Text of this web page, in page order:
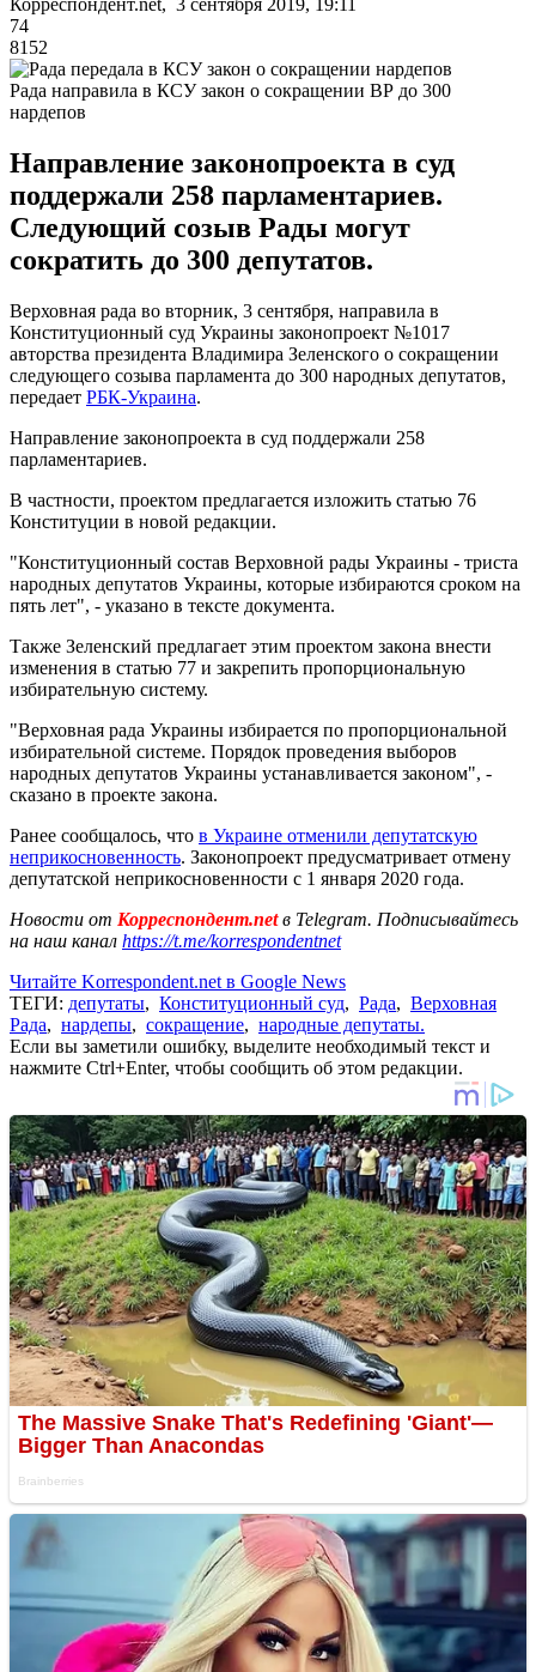
74
8152
Рада направила в КСУ закон о сокращении ВР до 300
нардепов
Направление законопроекта в суд
поддержали 258 парламентариев.
Следующий созыв Рады могут
сократить до 300 депутатов.
Верховная рада во вторник, 3 сентября, направила в
Конституционный суд Украины законопроект №1017
авторства президента Владимира Зеленского о сокращении
следующего созыва парламента до 300 народных депутатов,
передает РБК-Украина.
Направление законопроекта в суд поддержали 258
парламентариев.
В частности, проектом предлагается изложить статью 76
Конституции в новой редакции.
"Конституционный состав Верховной рады Украины - триста
народных депутатов Украины, которые избираются сроком на
пять лет", - указано в тексте документа.
Также Зеленский предлагает этим проектом закона внести
изменения в статью 77 и закрепить пропорциональную
избирательную систему.
"Верховная рада Украины избирается по пропорциональной
избирательной системе. Порядок проведения выборов
народных депутатов Украины устанавливается законом", -
сказано в проекте закона.
Ранее сообщалось, что в Украине отменили депутатскую
неприкосновенность. Законопроект предусматривает отмену
депутатской неприкосновенности с 1 января 2020 года.
Новости от Корреспондент.netв Telegram. Подписывайтесь
на наш канал https://t.me/korrespondentnet
Читайте Korrespondent.net в Google News
ТЕГИ: депутаты, Конституционный суд, Рада, Верховная
Рада, нардепы, сокращение, народные депутаты.
Если вы заметили ошибку, выделите необходимый текст и
нажмите Ctrl+Enter, чтобы сообщить об этом редакции.